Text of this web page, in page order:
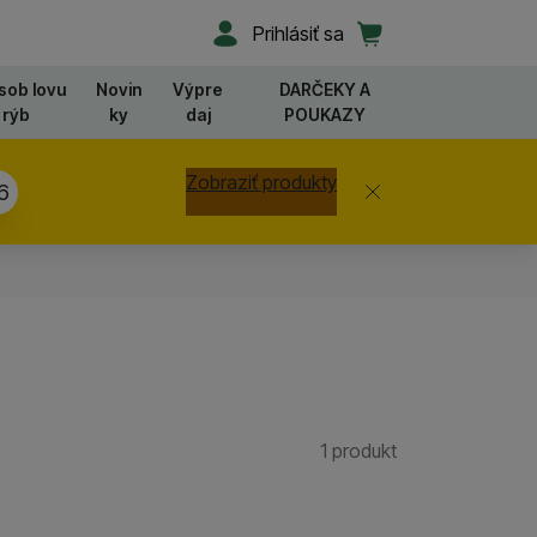
Užívateľská sekcia
Prihlásiť sa Košík
lovu
rýb
Novin
ky
Výpre
daj
DARČEKY A
POUKAZY
Zobraziť produkty Zavrieť
Nájdených
1 produkt